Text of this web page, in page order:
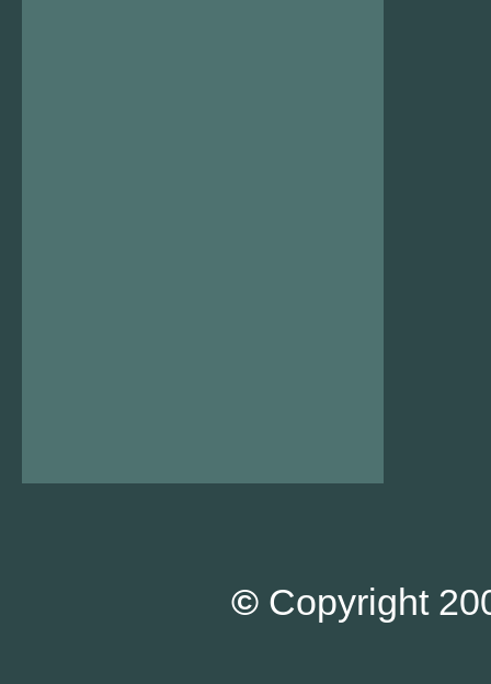
© Copyright